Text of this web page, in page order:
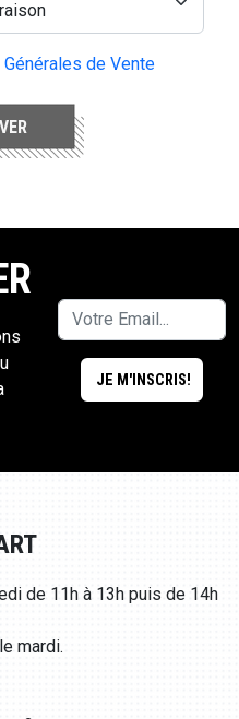
de Vente
de 11h à 13h puis de 14h
mardi.